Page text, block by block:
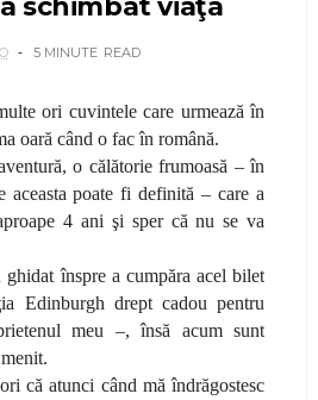
schimbat viaţa
5 MINUTE READ
ori cuvintele care urmează în
oară când o fac în română.
o călătorie frumoasă – în
aceasta poate fi definită – care a
4 ani şi sper că nu se va
înspre a cumpăra acel bilet
Edinburgh drept cadou pentru
meu –, însă acum sunt
că atunci când mă îndrăgostesc